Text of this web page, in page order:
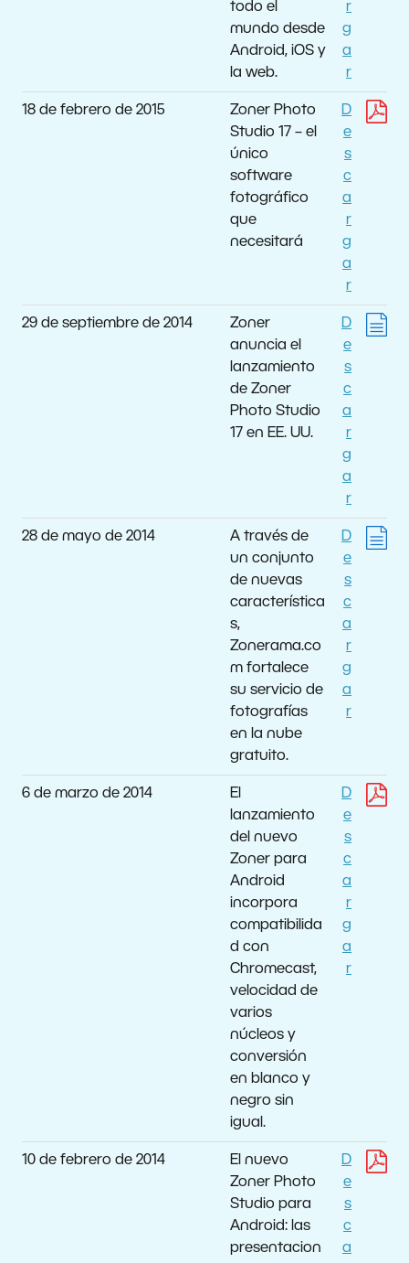
todo el
mundo desde
Android, iOS y
la web.
r
g
a
r
18 de febrero de 2015
Zoner Photo
Studio 17 – el
único
software
fotográfico
que
necesitará
D
e
s
c
a
r
g
a
r
29 de septiembre de 2014
Zoner
anuncia el
lanzamiento
de Zoner
Photo Studio
17 en EE. UU.
D
e
s
c
a
r
g
a
r
28 de mayo de 2014
A través de
un conjunto
de nuevas
característica
s,
Zonerama.co
m fortalece
su servicio de
fotografías
en la nube
gratuito.
D
e
s
c
a
r
g
a
r
6 de marzo de 2014
El
lanzamiento
del nuevo
Zoner para
Android
incorpora
compatibilida
d con
Chromecast,
velocidad de
varios
núcleos y
conversión
en blanco y
negro sin
igual.
D
e
s
c
a
r
g
a
r
10 de febrero de 2014
El nuevo
Zoner Photo
Studio para
Android: las
presentacion
D
e
s
c
a